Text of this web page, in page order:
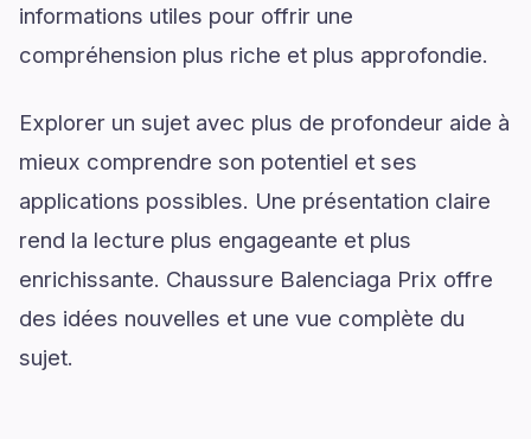
informations utiles pour offrir une
compréhension plus riche et plus approfondie.
Explorer un sujet avec plus de profondeur aide à
mieux comprendre son potentiel et ses
applications possibles. Une présentation claire
rend la lecture plus engageante et plus
enrichissante. Chaussure Balenciaga Prix offre
des idées nouvelles et une vue complète du
sujet.